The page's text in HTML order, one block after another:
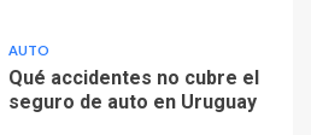
AUTO
Qué accidentes no cubre el
seguro de auto en Uruguay